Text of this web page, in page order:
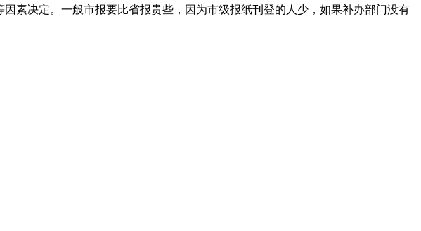
素决定。一般市报要比省报贵些，因为市级报纸刊登的人少，如果补办部门没有